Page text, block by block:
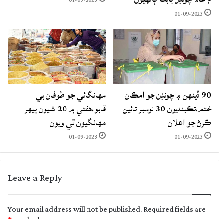
01-09-2023
90 ڏينهن ۾ چونڊن جو امڪان
ختم،تڪبنديون 30 نومبر تائين
ڪرڻ جو اعلان
01-09-2023
مهانگائي جو طوفان بي
قابو،هفتي ۾ 20 شيون ٻيهر
مهانگيون ٿي ويون
01-09-2023
Leave a Reply
Your email address will not be published.Required fields are